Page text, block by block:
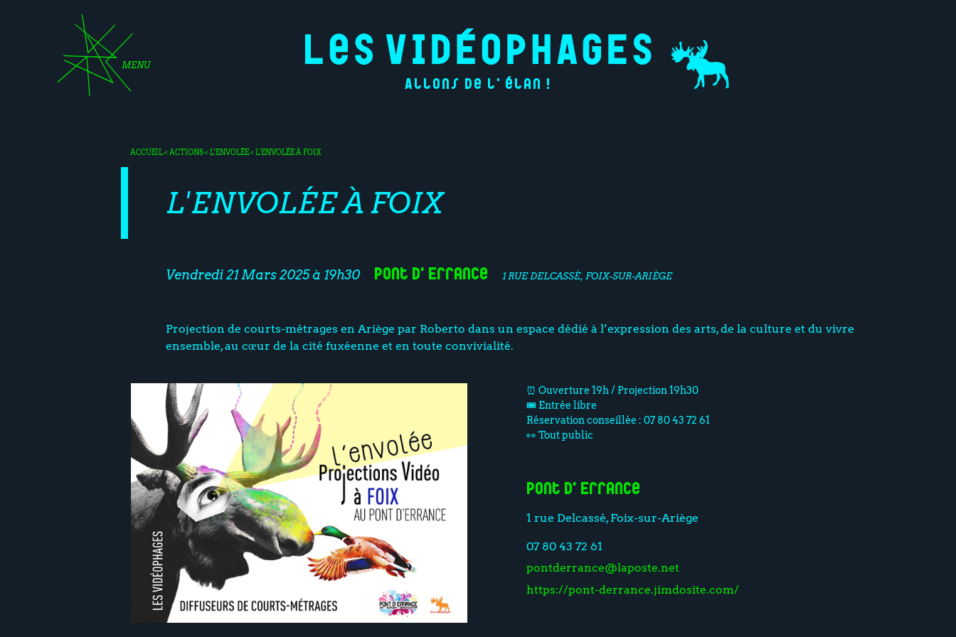
MENU
Allons de l'élan !
ACCUEIL<ACTIONS<L'ENVOLÉE< L'ENVOLÉE À FOIX
L'ENVOLÉE À FOIX
Vendredi 21 Mars 2025 à 19h30 Pont d'Errance 1 RUE DELCASSÉ, FOIX-SUR-ARIÈGE
Projection de courts-métrages en Ariège par Roberto dans un espace dédié à l’expression des arts, de la culture et du vivre
ensemble, au cœur de la cité fuxéenne et en toute convivialité.
⏰ Ouverture 19h / Projection 19h30
🎟️ Entrée libre
Réservation conseillée : 07 80 43 72 61
👀 Tout public
Pont d'Errance
1 rue Delcassé, Foix-sur-Ariège
07 80 43 72 61
pontderrance@laposte.net
https://pont-derrance.jimdosite.com/